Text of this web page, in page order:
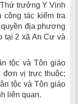
trưởng Y Vinh
công tác kiểm tra
địa phương
tại 2 xã An Cư và
tộc và Tôn giáo
đơn vị trực thuộc;
tộc và Tôn giáo
liên quan.